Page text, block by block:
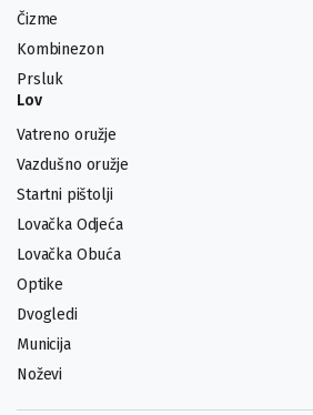
Čizme
Kombinezon
Prsluk
Lov
Vatreno oružje
Vazdušno oružje
Startni pištolji
Lovačka Odjeća
Lovačka Obuća
Optike
Dvogledi
Municija
Noževi